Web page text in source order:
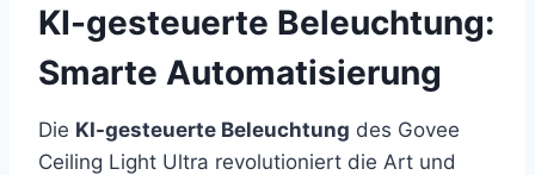
KI-gesteuerte Beleuchtung:
Smarte Automatisierung
Die KI-gesteuerte Beleuchtung des Govee
Ceiling Light Ultra revolutioniert die Art und